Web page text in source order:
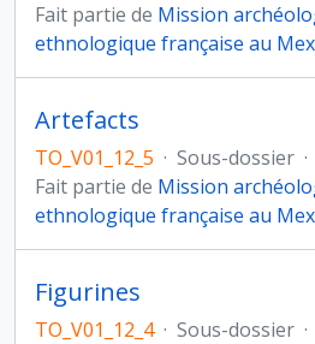
Fait partie de Mission
ethnologique française au
Artefacts
TO_V01_12_5 · Sous-dossier ·
Fait partie de Mission
ethnologique française au
Figurines
TO_V01_12_4 · Sous-dossier ·